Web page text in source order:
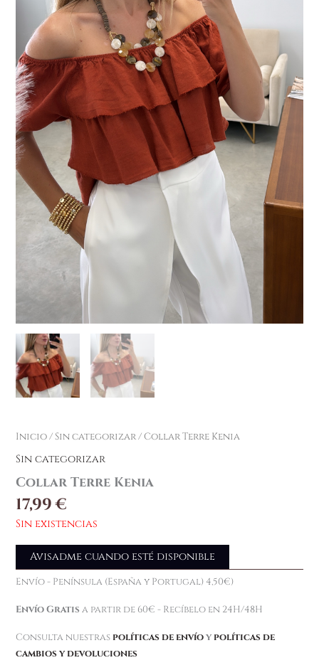
Inicio/Sin categorizar/ Collar Terre Kenia
Sin categorizar
Collar Terre Kenia
17,99€
Sin existencias
Avisadme cuando esté disponible
Envío - Península (España y Portugal) 4,50€)
Envío Gratis a partir de 60€ - Recíbelo en 24H/48H
Consulta nuestras políticas de envíoy políticas de
cambios y devoluciones